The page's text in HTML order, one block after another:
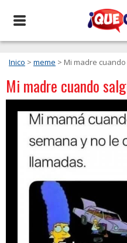
Inico > meme > Mi madre
Mi madre cuando